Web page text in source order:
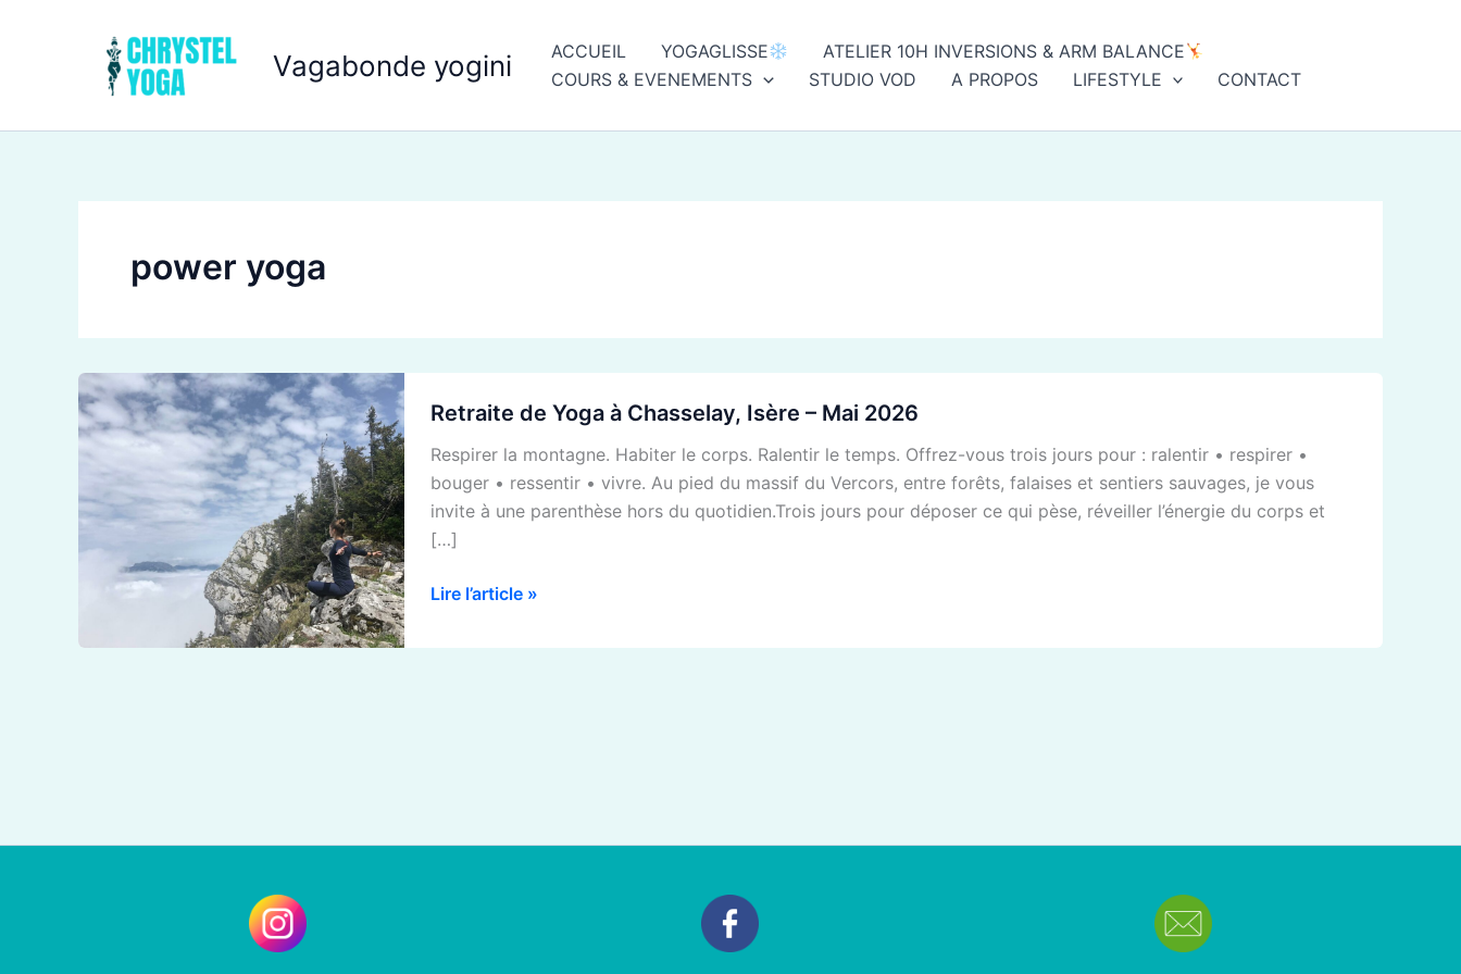
Vagabonde yogini ACCUEIL YOGAGLISSE
ATELIER 10H INVERSIONS & ARM BALANCE
COURS & EVENEMENTS
STUDIO VOD A PROPOS LIFESTYLE CONTACT
power yoga
Retraite de Yoga à Chasselay, Isère – Mai 2026
Respirer la montagne. Habiter le corps. Ralentir le temps. Offrez-vous trois jours pour : ralentir • respirer •
bouger • ressentir • vivre. Au pied du massif du Vercors, entre forêts, falaises et sentiers sauvages, je vous
invite à une parenthèse hors du quotidien.Trois jours pour déposer ce qui pèse, réveiller l’énergie du corps et
[…]
de
Yoga
à
Chasselay,
Isère
–
Mai
Lire l’article »